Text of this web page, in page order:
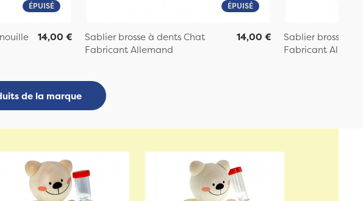
ÉPUISÉ
14,00 €
ÉPUISÉ
Sablier brosse à dents Chat
Fabricant Allemand
14,00 €
Sablier brosse à
Fabricant
de la marque